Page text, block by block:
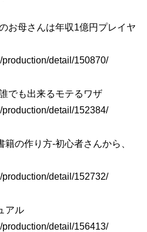
お母さんは年収1億円プレイヤ
detail/150870/
でも出来るモテるワザ
detail/152384/
の作り方-初心者さんから、
detail/152732/
アル
detail/156413/